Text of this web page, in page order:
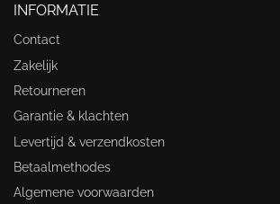
INFORMATIE
Contact
Zakelijk
Retourneren
Garantie & klachten
Levertijd & verzendkosten
Betaalmethodes
Algemene voorwaarden